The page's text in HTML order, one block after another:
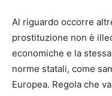
Al riguardo occorre
prostituzione non è
economiche e la
norme statali, come
Europea. Regola che